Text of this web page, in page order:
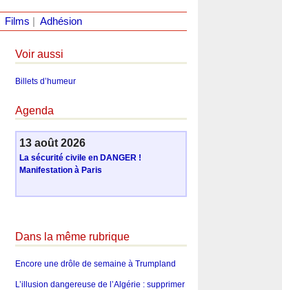
Films Adhésion
Voir aussi
Billets d’humeur
Agenda
13 août 2026
La sécurité civile en DANGER !
Manifestation à Paris
Dans la même rubrique
Encore une drôle de semaine à Trumpland
L’illusion dangereuse de l’Algérie : supprimer